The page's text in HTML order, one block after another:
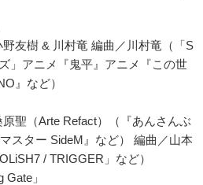
友樹 & 川村竜 編曲／川村竜（「S
」アニメ『鬼平』アニメ『この世
』など）
聖（Arte Refact）（『あんさんぶ
スター SideM』など） 編曲／山本
/ TRIGGER」など）
Gate」